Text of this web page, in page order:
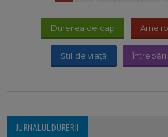
Durerea de cap
Stil de viață
JURNALUL DURERII